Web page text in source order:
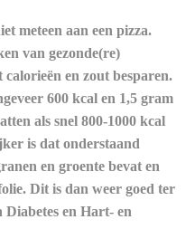
meteen aan een pizza.
van gezonde(re)
en zout besparen.
600 kcal en 1,5 gram
als snel 800-1000 kcal
is dat onderstaand
en groente bevat en
Dit is dan weer goed ter
en Hart- en